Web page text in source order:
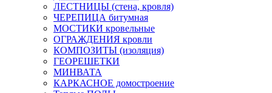
ЛЕСТНИЦЫ (стена, кровля)
ЧЕРЕПИЦА битумная
МОСТИКИ кровельные
ОГРАЖДЕНИЯ кровли
КОМПОЗИТЫ (изоляция)
ГЕОРЕШЕТКИ
МИНВАТА
КАРКАСНОЕ домостроение